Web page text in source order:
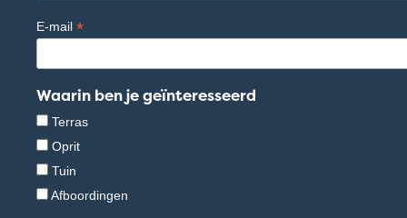
E-mail *
Waarin ben je geïnteresseerd
Terras
Oprit
Tuin
Afboordingen